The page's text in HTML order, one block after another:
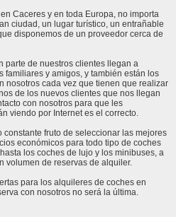
Caceres y en toda Europa, no importa
ciudad, un lugar turístico, un entrañable
disponemos de un proveedor cerca de
parte de nuestros clientes llegan a
familiares y amigos, y también están los
nosotros cada vez que tienen que realizar
de los nuevos clientes que nos llegan
con nosotros para que les
viendo por Internet es el correcto.
fruto de seleccionar las mejores
económicos para todo tipo de coches
los coches de lujo y los minibuses, a
volumen de reservas de alquiler.
para los alquileres de coches en
con nosotros no será la última.